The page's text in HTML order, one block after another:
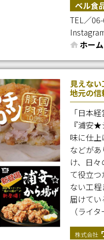
ベル食
TEL／
ホー
見えな
地元の信
「日本
『浦安
味に仕
などが
け、日
て役立
ない工
届けてい
（ライ
株式会社